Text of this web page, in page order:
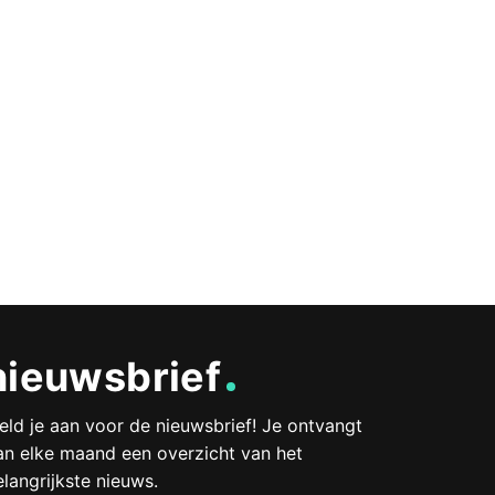
je aan voor de nieuwsbrief! Je ontvangt
elke maand een overzicht van het
nieuws.